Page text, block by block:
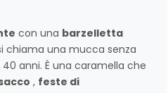
con una barzelletta
chiama una mucca senza
anni. È una caramella che
, feste di